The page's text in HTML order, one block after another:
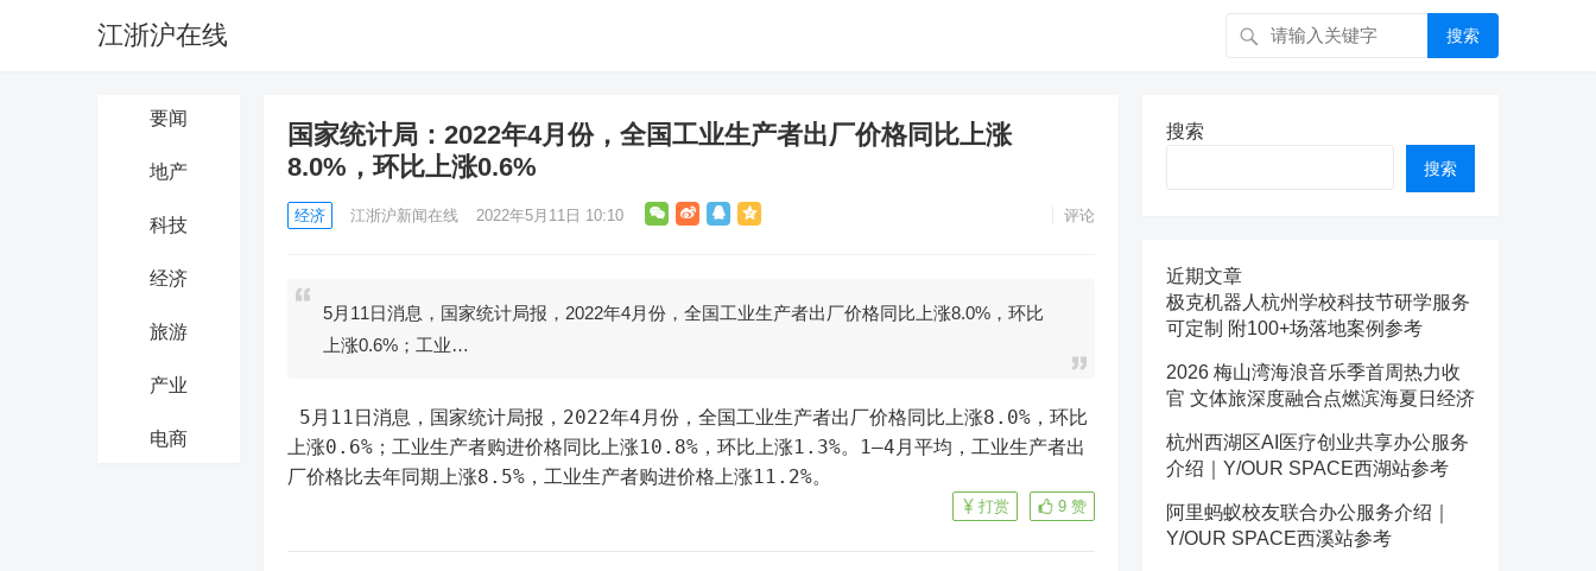
江浙沪在线 搜索
要闻
地产
科技
经济
旅游
产业
电商
国家统计局：2022年4月份，全国工业生产者出厂价格同比上涨
8.0%，环比上涨0.6%
经济 江浙沪新闻在线 2022年5月11日 10:10 评论
5月11日消息，国家统计局报，2022年4月份，全国工业生产者出厂价格同比上涨8.0%，环比
上涨0.6%；工业…
上涨0.6%；工业生产者购进价格同比上涨10.8%，环比上涨1.3%。1—4月平均，工业生产者出
厂价格比去年同期上涨8.5%，工业生产者购进价格上涨11.2%。
9 赞
打赏
搜索
搜索
近期文章
极克机器人杭州学校科技节研学服务
可定制 附100+场落地案例参考
2026 梅山湾海浪音乐季首周热力收
官 文体旅深度融合点燃滨海夏日经济
杭州西湖区AI医疗创业共享办公服务
介绍｜Y/OUR SPACE西湖站参考
阿里蚂蚁校友联合办公服务介绍｜
Y/OUR SPACE西溪站参考